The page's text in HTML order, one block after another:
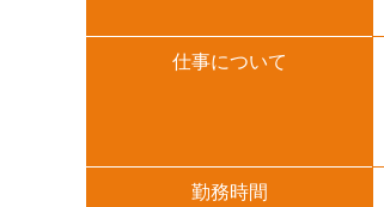
仕事について
勤務時間